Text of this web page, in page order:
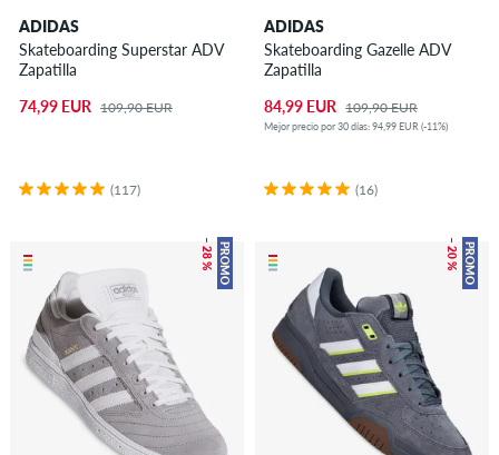
ADIDAS
Skateboarding Superstar ADV
Zapatilla
74,99 EUR 109,90 EUR
(117)
ADIDAS
Skateboarding Gazelle ADV
Zapatilla
84,99 EUR 109,90 EUR
Mejor precio por 30 días: 94,99 EUR (-11%)
(16)
PROMO
– 28 % PROMO
– 20 %